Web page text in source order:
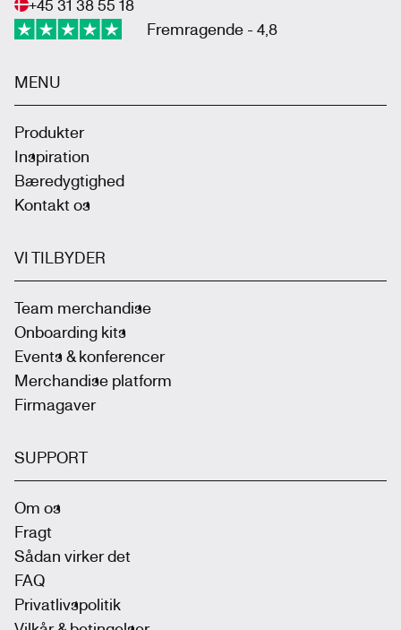
+45 31 38 55 18
Fremragende - 4,8
MENU
Produkter
Inspiration
Bæredygtighed
Kontakt os
VI TILBYDER
Team merchandise
Onboarding kits
Events & konferencer
Merchandise platform
Firmagaver
SUPPORT
Om os
Fragt
Sådan virker det
FAQ
Privatlivspolitik